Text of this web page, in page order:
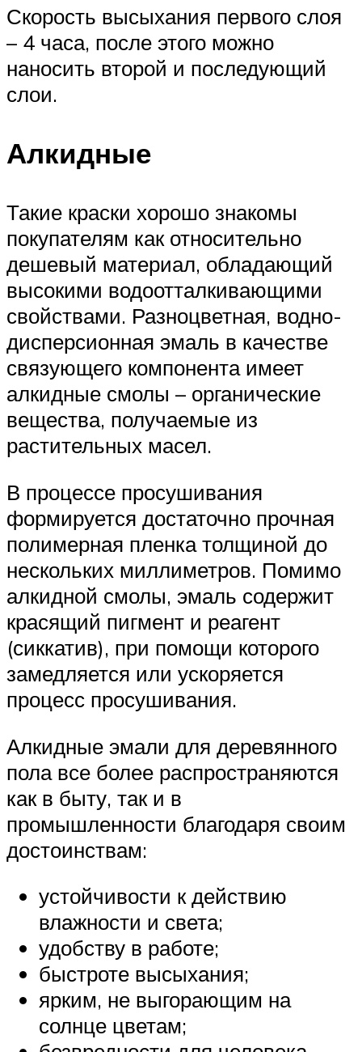
Скорость высыхания первого слоя
– 4 часа, после этого можно
наносить второй и последующий
слои.
Алкидные
Такие краски хорошо знакомы
покупателям как относительно
дешевый материал, обладающий
высокими водоотталкивающими
свойствами. Разноцветная, водно-
дисперсионная эмаль в качестве
связующего компонента имеет
алкидные смолы – органические
вещества, получаемые из
растительных масел.
В процессе просушивания
формируется достаточно прочная
полимерная пленка толщиной до
нескольких миллиметров. Помимо
алкидной смолы, эмаль содержит
красящий пигмент и реагент
(сиккатив), при помощи которого
замедляется или ускоряется
процесс просушивания.
Алкидные эмали для деревянного
пола все более распространяются
как в быту, так и в
промышленности благодаря своим
достоинствам:
устойчивости к действию
влажности и света;
удобству в работе;
быстроте высыхания;
ярким, не выгорающим на
солнце цветам;